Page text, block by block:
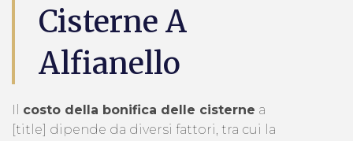
Cisterne A
Alfianello
costo della bonifica delle cisterne a
[title] dipende da diversi fattori, tra cui la